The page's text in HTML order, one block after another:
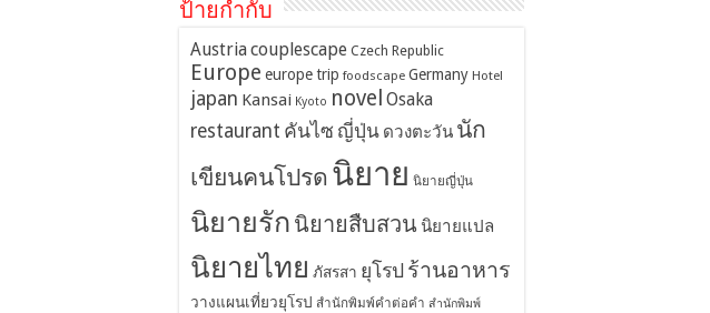
ป้ายกำกับ
Austriacouplescape Czech Republic
Europe europe trip foodscape Germany Hotel
japan Kansai Kyoto novel Osaka
restaurant คันไซ ญี่ปุ่น ดวงตะวัน นัก
เขียนคนโปรด นิยาย นิยายญี่ปุ่น
นิยายรัก นิยายสืบสวน นิยายแปล
นิยายไทย ภัสรสา ยุโรป ร้านอาหาร
วางแผนเที่ยวยุโรป สำนักพิมพ์คำต่อคำ สำนักพิมพ์